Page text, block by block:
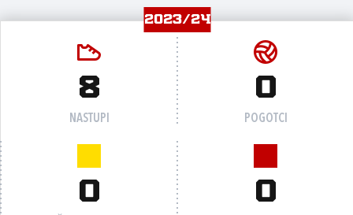
2023/24
8
NASTUPI
0
POGOTCI
0 0